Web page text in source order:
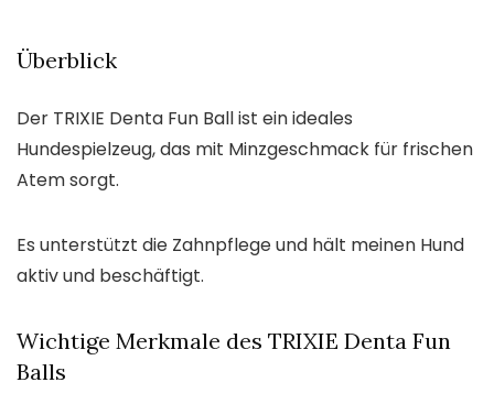
Überblick
Der TRIXIE Denta Fun Ball ist ein ideales
Hundespielzeug, das mit Minzgeschmack für frischen
Atem sorgt.
Es unterstützt die Zahnpflege und hält meinen Hund
aktiv und beschäftigt.
Wichtige Merkmale des TRIXIE Denta Fun
Balls